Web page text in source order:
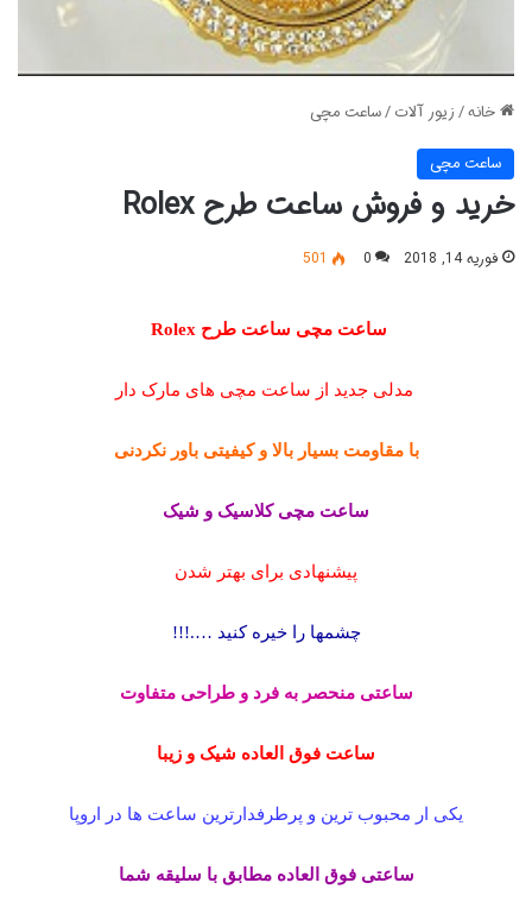
خانه/زیور آلات/ساعت مچی
ساعت مچی
خرید و فروش ساعت طرح Rolex
فوریه 14, 2018 0
501
ساعت مچی ساعت طرح Rolex
مدلی جدید از ساعت مچی های مارک دار
با مقاومت بسیار بالا و کیفیتی باور نکردنی
ساعت مچی کلاسیک و شیک
پیشنهادی برای بهتر شدن
چشمها را خیره کنید ….!!!
ساعتی منحصر به فرد و طراحی متفاوت
ساعت فوق العاده شیک و زیبا
یکی ار محبوب ترین و پرطرفدارترین ساعت ها در اروپا
ساعتی فوق العاده مطابق با سلیقه شما